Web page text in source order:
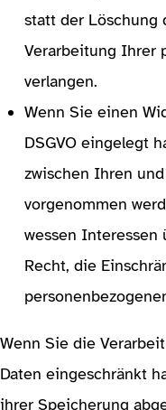
statt der Löschung
Verarbeitung Ihrer
verlangen.
Wenn Sie einen
DSGVO eingelegt
zwischen Ihren
vorgenommen
wessen Interessen
Recht, die
Wenn Sie die
Daten eingeschränkt
ihrer Speicherung